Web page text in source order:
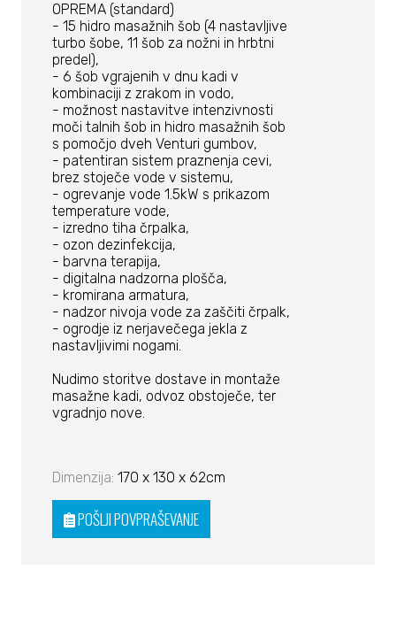
OPREMA (standard)
- 15 hidro masažnih šob (4 nastavljive
turbo šobe, 11 šob za nožni in hrbtni
predel),
- 6 šob vgrajenih v dnu kadi v
kombinaciji z zrakom in vodo,
- možnost nastavitve intenzivnosti
moči talnih šob in hidro masažnih šob
s pomočjo dveh Venturi gumbov,
- patentiran sistem praznenja cevi,
brez stoječe vode v sistemu,
- ogrevanje vode 1.5kW s prikazom
temperature vode,
- izredno tiha črpalka,
- ozon dezinfekcija,
- barvna terapija,
- digitalna nadzorna plošča,
- kromirana armatura,
- nadzor nivoja vode za zaščiti črpalk,
- ogrodje iz nerjavečega jekla z
nastavljivimi nogami.
Nudimo storitve dostave in montaže
masažne kadi, odvoz obstoječe, ter
vgradnjo nove.
Dimenzija: 170 x 130 x 62cm
POŠLJI POVPRAŠEVANJE